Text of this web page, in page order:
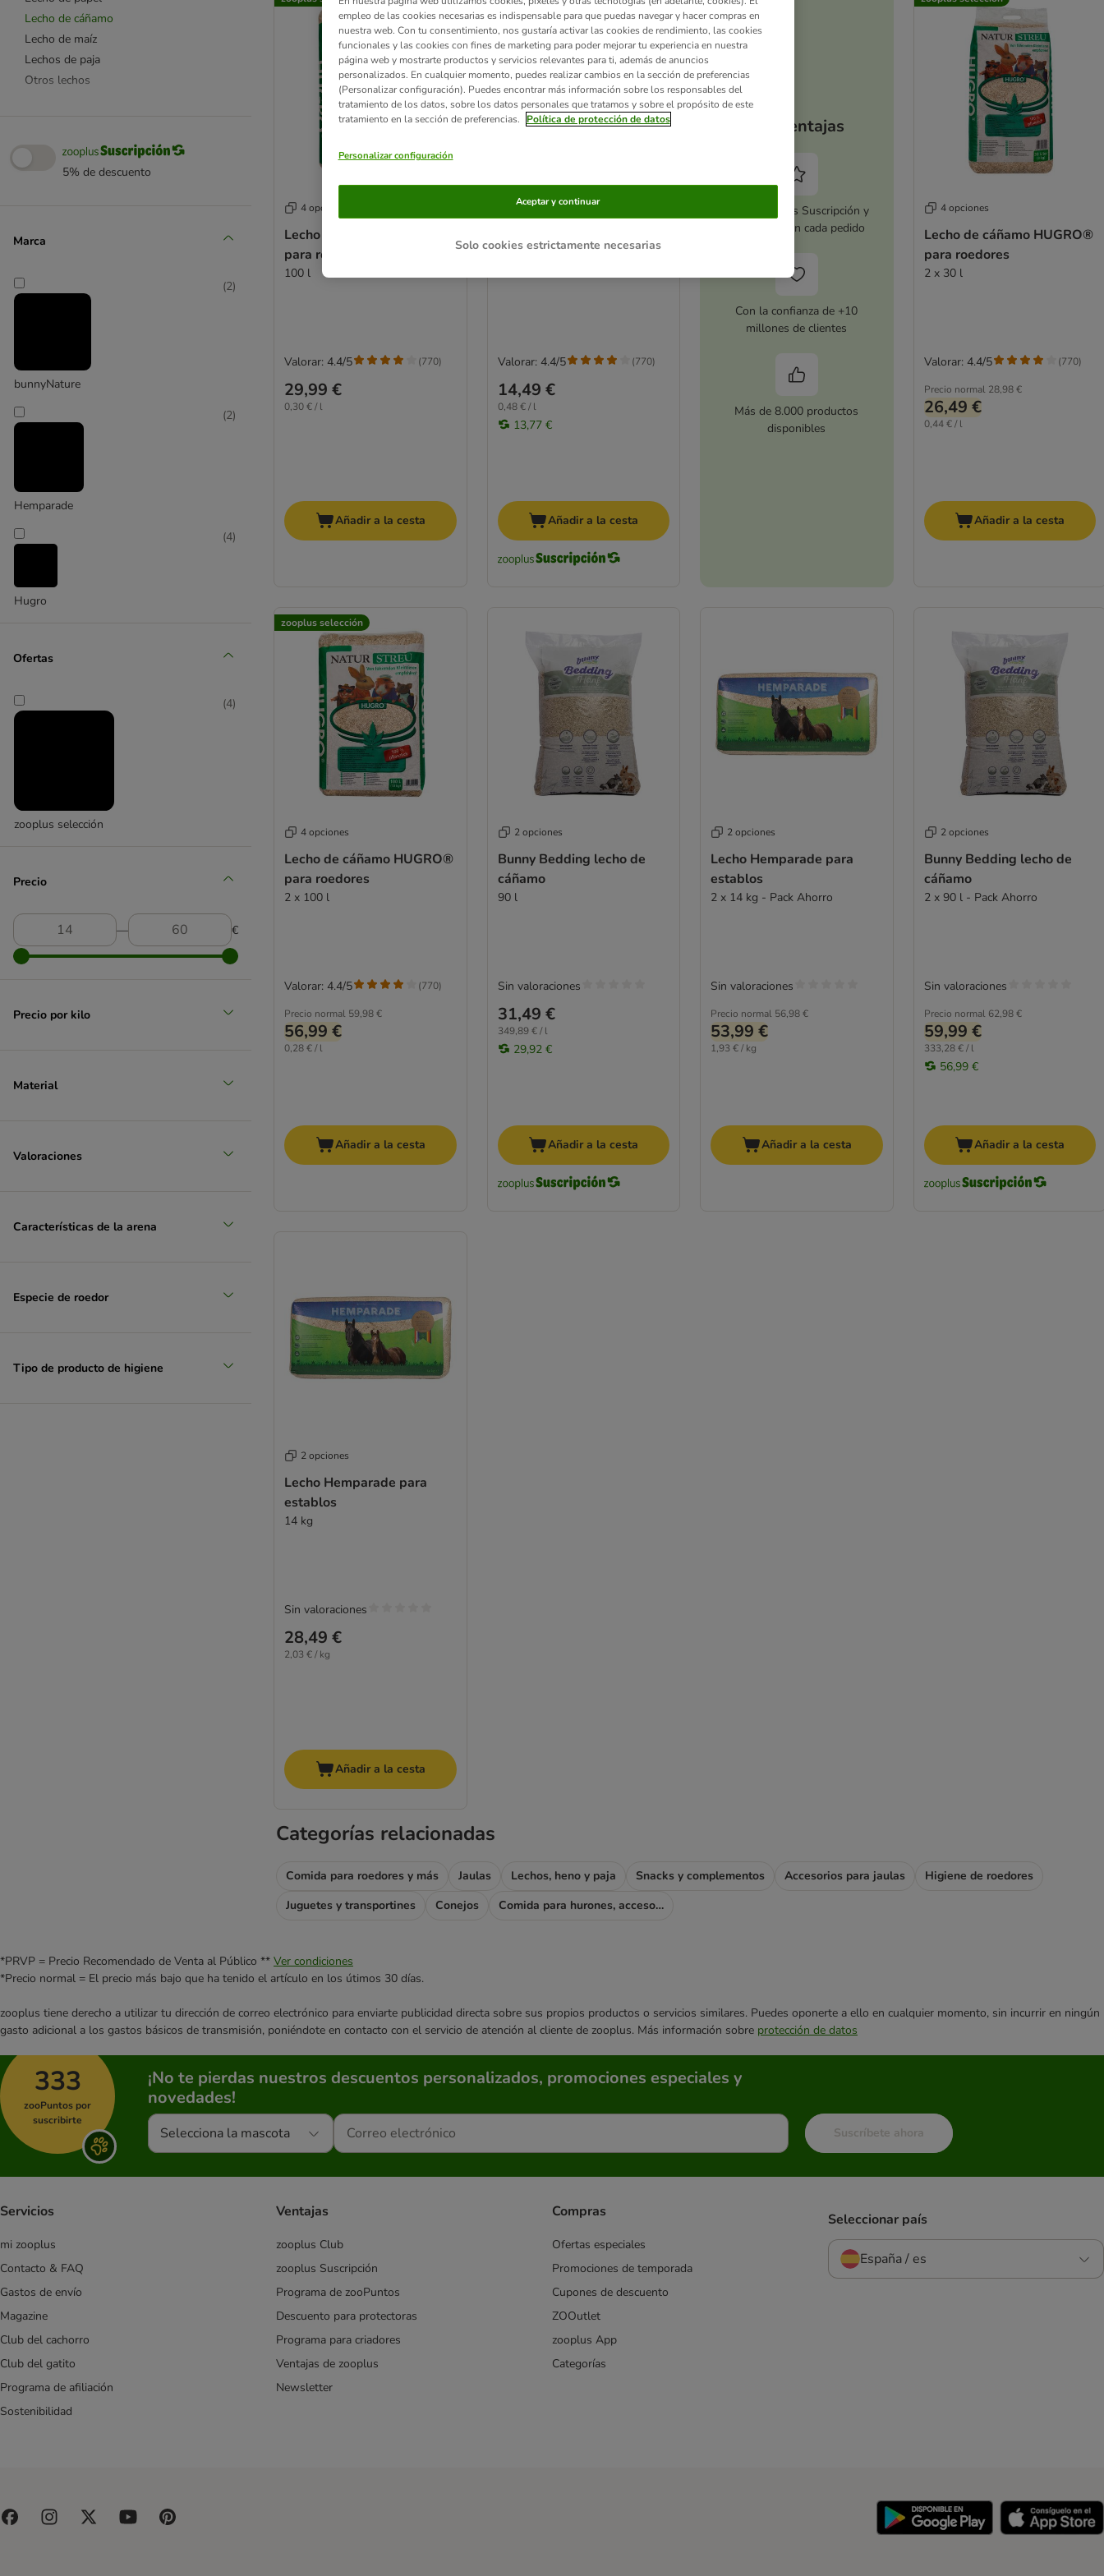
Lecho de cáñamo
Lecho de maíz
Lechos de paja
Otros lechos
5% de descuento
Marca
bunnyNature
(2)
Hemparade
(2)
Hugro
(4)
Ofertas
zooplus selección
(4)
Precio
― €
Precio por kilo
Material
Valoraciones
Características de la arena
Especie de roedor
Tipo de producto de higiene
4 opciones
Lecho de cáñamo HUGRO®
para roedores
100 l
29,99 €
0,30 € / l
Valorar: 4.4/5 (770)
Añadir a la cesta
4 opciones
para roedores
14,49 €
0,48 € / l
13,77 €
Valorar: 4.4/5 (770)
Añadir a la cesta
Tus ventajas
Activa zooplus Suscripción y
ahorra 5 % en cada pedido
Con la confianza de +10
millones de clientes
Más de 8.000 productos
disponibles
4 opciones
Lecho de cáñamo HUGRO®
para roedores
2 x 30 l
Precio normal 28,98 €
26,49 €
0,44 € / l
Valorar: 4.4/5 (770)
Añadir a la cesta
zooplus selección
4 opciones
Lecho de cáñamo HUGRO®
para roedores
2 x 100 l
Precio normal 59,98 €
56,99 €
0,28 € / l
Valorar: 4.4/5 (770)
Añadir a la cesta
2 opciones
Bunny Bedding lecho de
cáñamo
90 l
31,49 €
349,89 € / l
29,92 €
Sin valoraciones
Añadir a la cesta
2 opciones
Lecho Hemparade para
establos
2 x 14 kg - Pack Ahorro
Precio normal 56,98 €
53,99 €
1,93 € / kg
Sin valoraciones
Añadir a la cesta
2 opciones
Bunny Bedding lecho de
cáñamo
2 x 90 l - Pack Ahorro
Precio normal 62,98 €
59,99 €
333,28 € / l
56,99 €
Sin valoraciones
Añadir a la cesta
2 opciones
Lecho Hemparade para
establos
14 kg
28,49 €
2,03 € / kg
Sin valoraciones
Añadir a la cesta
Categorías relacionadas
Comida para roedores y más Jaulas Lechos, heno y paja Snacks y complementos Accesorios para jaulas
Higiene de roedores
Juguetes y transportines
Conejos Comida para hurones, accesorios para hurones
*PRVP = Precio Recomendado de Venta al Público ** Ver condiciones
*Precio normal = El precio más bajo que ha tenido el artículo en los útimos 30 días.
zooplus tiene derecho a utilizar tu dirección de correo electrónico para enviarte publicidad directa sobre sus propios productos o servicios similares. Puedes oponerte a ello en cualquier momento, sin incurrir en ningún
gasto adicional a los gastos básicos de transmisión, poniéndote en contacto con el servicio de atención al cliente de zooplus. Más información sobre protección de datos
333
zooPuntos por
suscribirte
¡No te pierdas nuestros descuentos personalizados, promociones especiales y
novedades!
Selecciona la mascota Suscríbete ahora
Servicios
mi zooplus
Contacto & FAQ
Gastos de envío
Magazine
Club del cachorro
Club del gatito
Programa de afiliación
Sostenibilidad
Ventajas
zooplus Club
zooplus Suscripción
Programa de zooPuntos
Descuento para protectoras
Programa para criadores
Ventajas de zooplus
Newsletter
Compras
Ofertas especiales
Promociones de temporada
Cupones de descuento
ZOOutlet
zooplus App
Categorías
Seleccionar país
España / es
empleo de las cookies necesarias es indispensable para que puedas navegar y hacer compras en
nuestra web. Con tu consentimiento, nos gustaría activar las cookies de rendimiento, las cookies
funcionales y las cookies con fines de marketing para poder mejorar tu experiencia en nuestra
página web y mostrarte productos y servicios relevantes para ti, además de anuncios
personalizados. En cualquier momento, puedes realizar cambios en la sección de preferencias
(Personalizar configuración). Puedes encontrar más información sobre los responsables del
tratamiento de los datos, sobre los datos personales que tratamos y sobre el propósito de este
tratamiento en la sección de preferencias.
Política de protección de datos
Personalizar configuración
Solo cookies estrictamente necesarias
Aceptar y continuar